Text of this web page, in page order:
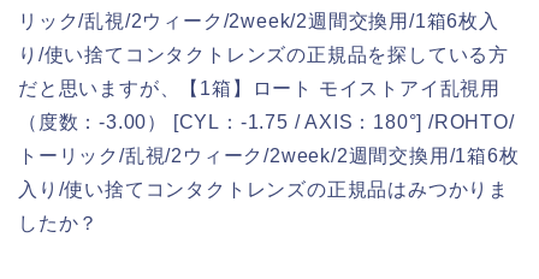
リック/乱視/2ウィーク/2week/2週間交換用/1箱6枚入
り/使い捨てコンタクトレンズの正規品を探している方
だと思いますが、【1箱】ロート モイストアイ乱視用
（度数：-3.00） [CYL：-1.75 / AXIS：180°] /ROHTO/
トーリック/乱視/2ウィーク/2week/2週間交換用/1箱6枚
入り/使い捨てコンタクトレンズの正規品はみつかりま
したか？